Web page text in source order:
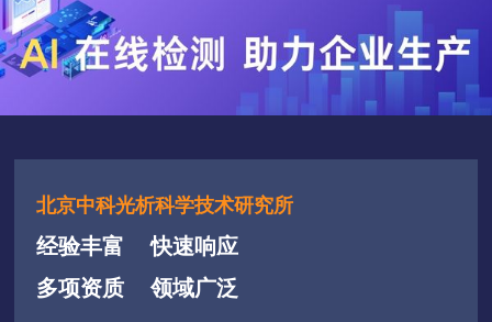
北京中科光析科学技术研究所
经验丰富
快速响应
多项资质
领域广泛